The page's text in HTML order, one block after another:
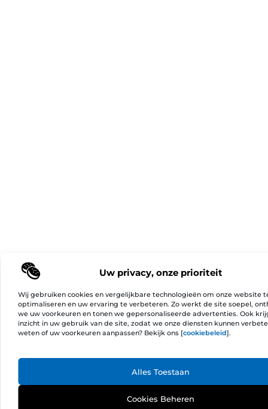
Uw privacy, onze prioriteit
Wij gebruiken cookies en vergelijkbare technologieën om onze website
optimaliseren en uw ervaring te verbeteren. Zo werkt de site soepel,
we uw voorkeuren en tonen we gepersonaliseerde advertenties. Ook
inzicht in uw gebruik van de site, zodat we onze diensten kunnen
weten of uw voorkeuren aanpassen? Bekijk ons [cookiebeleid].
Alles Toestaan
Cookies Beheren